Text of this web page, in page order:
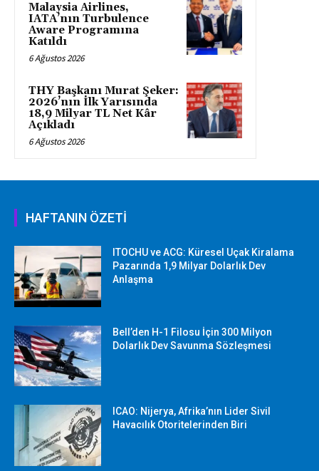
Malaysia Airlines,
IATA’nın Turbulence
Aware Programına
Katıldı
6 Ağustos 2026
THY Başkanı Murat Şeker:
2026’nın İlk Yarısında
18,9 Milyar TL Net Kâr
Açıkladı
6 Ağustos 2026
HAFTANIN ÖZETİ
ITOCHU ve ACG: Küresel Uçak Kiralama
Pazarında 1,9 Milyar Dolarlık Dev
Anlaşma
Bell’den H-1 Filosu İçin 300 Milyon
Dolarlık Dev Savunma Sözleşmesi
ICAO: Nijerya, Afrika’nın Lider Sivil
Havacılık Otoritelerinden Biri